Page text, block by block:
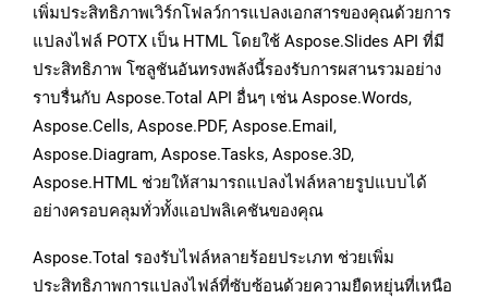
เพิ่มประสิทธิภาพเวิร์กโฟลว์การแปลงเอกสารของคุณด้วยการ
แปลงไฟล์ POTX เป็น HTML โดยใช้ Aspose.Slides API ที่มี
ประสิทธิภาพ โซลูชันอันทรงพลังนี้รองรับการผสานรวมอย่าง
ราบรื่นกับ Aspose.Total API อื่นๆ เช่น Aspose.Words,
Aspose.Cells, Aspose.PDF, Aspose.Email,
Aspose.Diagram, Aspose.Tasks, Aspose.3D,
Aspose.HTML ช่วยให้สามารถแปลงไฟล์หลายรูปแบบได้
อย่างครอบคลุมทั่วทั้งแอปพลิเคชันของคุณ
Aspose.Total รองรับไฟล์หลายร้อยประเภท ช่วยเพิ่ม
ประสิทธิภาพการแปลงไฟล์ที่ซับซ้อนด้วยความยืดหยุ่นที่เหนือ